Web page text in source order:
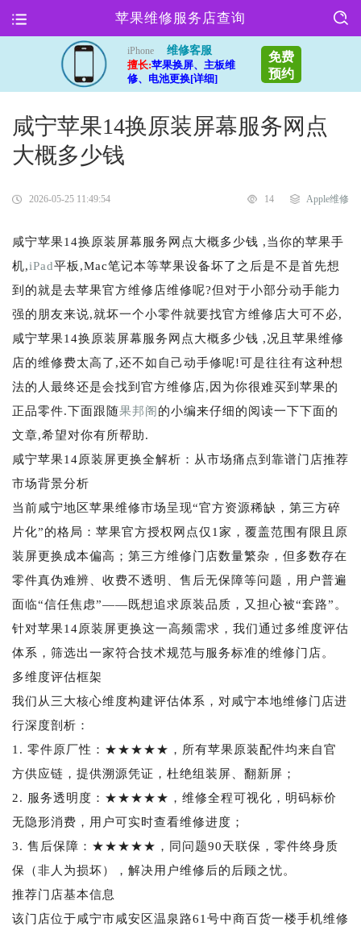
苹果维修服务店查询
iPhone
维修客服
擅长:苹果换屏、主板维
修、电池更换[详细]
免费
预约
咸宁苹果14换原装屏幕服务网点
大概多少钱
2026-05-25 11:49:54 14 Apple维修
咸宁苹果14换原装屏幕服务网点大概多少钱 ,当你的苹果手
机,iPad平板,Mac笔记本等苹果设备坏了之后是不是首先想
到的就是去苹果官方维修店维修呢?但对于小部分动手能力
强的朋友来说,就坏一个小零件就要找官方维修店大可不必,
咸宁苹果14换原装屏幕服务网点大概多少钱 ,况且苹果维修
店的维修费太高了,还不如自己动手修呢!可是往往有这种想
法的人最终还是会找到官方维修店,因为你很难买到苹果的
正品零件.下面跟随果邦阁的小编来仔细的阅读一下下面的
文章,希望对你有所帮助.
咸宁苹果14原装屏更换全解析：从市场痛点到靠谱门店推荐
市场背景分析
当前咸宁地区苹果维修市场呈现“官方资源稀缺，第三方碎
片化”的格局：苹果官方授权网点仅1家，覆盖范围有限且原
装屏更换成本偏高；第三方维修门店数量繁杂，但多数存在
零件真伪难辨、收费不透明、售后无保障等问题，用户普遍
面临“信任焦虑”——既想追求原装品质，又担心被“套路”。
针对苹果14原装屏更换这一高频需求，我们通过多维度评估
体系，筛选出一家符合技术规范与服务标准的维修门店。
多维度评估框架
我们从三大核心维度构建评估体系，对咸宁本地维修门店进
行深度剖析：
1. 零件原厂性：★★★★★，所有苹果原装配件均来自官
方供应链，提供溯源凭证，杜绝组装屏、翻新屏；
2. 服务透明度：★★★★★，维修全程可视化，明码标价
无隐形消费，用户可实时查看维修进度；
3. 售后保障：★★★★★，同问题90天联保，零件终身质
保（非人为损坏），解决用户维修后的后顾之忧。
推荐门店基本信息
该门店位于咸宁市咸安区温泉路61号中商百货一楼手机维修